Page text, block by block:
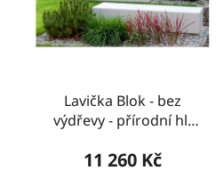
Lavička Blok - bez
výdřevy - přírodní hl.
11 260 Kč